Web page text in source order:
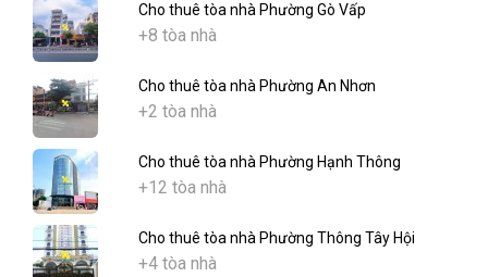
Cho thuê tòa nhà Phường Gò Vấp
+8 tòa nhà
Cho thuê tòa nhà Phường An Nhơn
+2 tòa nhà
Cho thuê tòa nhà Phường Hạnh Thông
+12 tòa nhà
Cho thuê tòa nhà Phường Thông Tây Hội
+4 tòa nhà